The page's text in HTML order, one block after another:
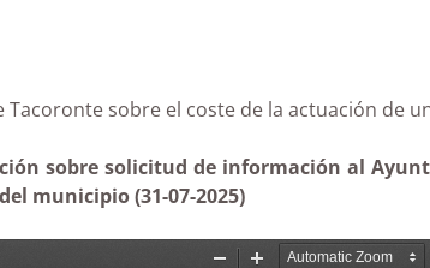
Tacoronte sobre el coste de la
sobre solicitud de información al
municipio (31-07-2025)